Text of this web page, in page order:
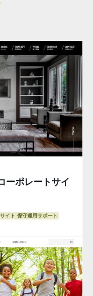
ーポレートサイ
イト 保守運用サポート